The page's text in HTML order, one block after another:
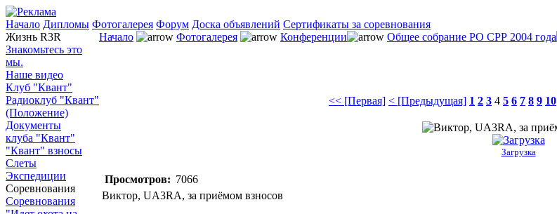
Начало Дипломы Фотогалерея Форум Доска объявлений Сертификаты за соревнования
Жизнь R3R
Знакомьтесь это
мы.
Наше видео
Клуб "Квант"
Радиоклуб "Квант"
(Положение)
Документы
клуба "Квант"
"Квант" взносы
Слеты
Экспедиции
Соревнования
Соревнования
Начало Фотогалерея Конференции Общее собрание РО СРР 2004 года
<< [Первая] < [Предыдущая] 1 2 3 4 5 6 7 8 9 10
Загрузка
Просмотров: 7066
Виктор, UA3RA, за приёмом взносов